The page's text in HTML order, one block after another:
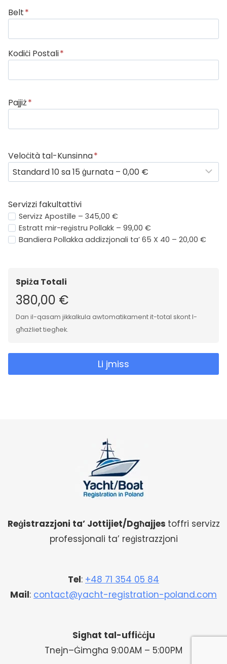
Belt*
Kodiċi Postali*
Pajjiż*
Veloċità tal-Kunsinna*
Servizzi fakultattivi
Servizz Apostille – 345,00 €
Estratt mir-reġistru Pollakk – 99,00 €
Bandiera Pollakka addizzjonali ta’ 65 X 40 – 20,00 €
Spiża Totali
380,00 €
Dan il-qasam jikkalkula awtomatikament it-total skont l-
għażliet tiegħek.
Li jmiss
Reġistrazzjoni ta’ Jottijiet/Dgħajjes toffri servizz
professjonali ta’ reġistrazzjoni
Tel: +48 71 354 05 84
Mail: contact@yacht-registration-poland.com
Sigħat tal-uffiċċju
Tnejn–Ġimgħa 9:00AM – 5:00PM